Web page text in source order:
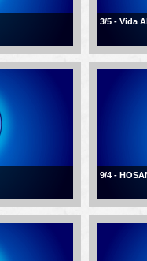
3/5 - Vida
9/4 -